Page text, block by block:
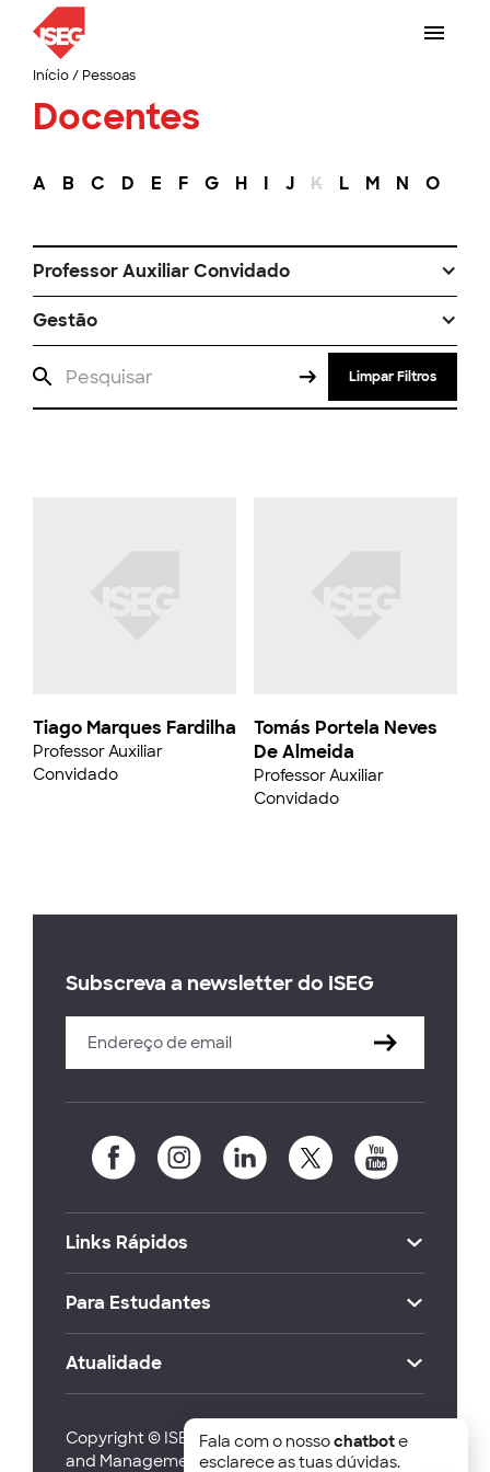
Início/ Pessoas
Docentes
A B C D E F G H I J K L M N O
Professor Auxiliar Convidado
Gestão
Limpar Filtros
Tiago Marques Fardilha
Professor Auxiliar
Convidado
Tomás Portela Neves
De Almeida
Professor Auxiliar
Convidado
Subscreva a newsletter do ISEG
Links Rápidos
Para Estudantes
Atualidade
Copyright © ISEG Lisbon School of Economics
and Management 2026
Fala com o nossochatbote
esclarece as tuas dúvidas.